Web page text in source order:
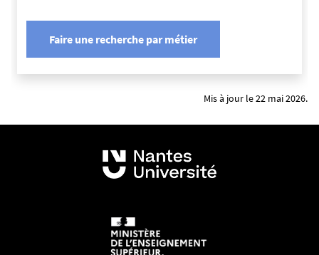
Faire une recherche par métier
Mis à jour le 22 mai 2026.